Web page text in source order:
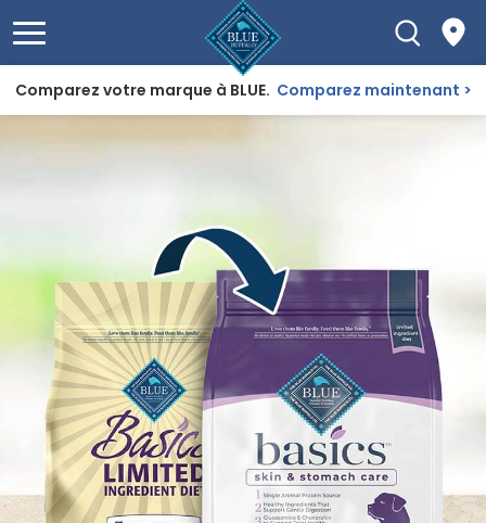
Comparez votre marque à BLUE. Comparez maintenant